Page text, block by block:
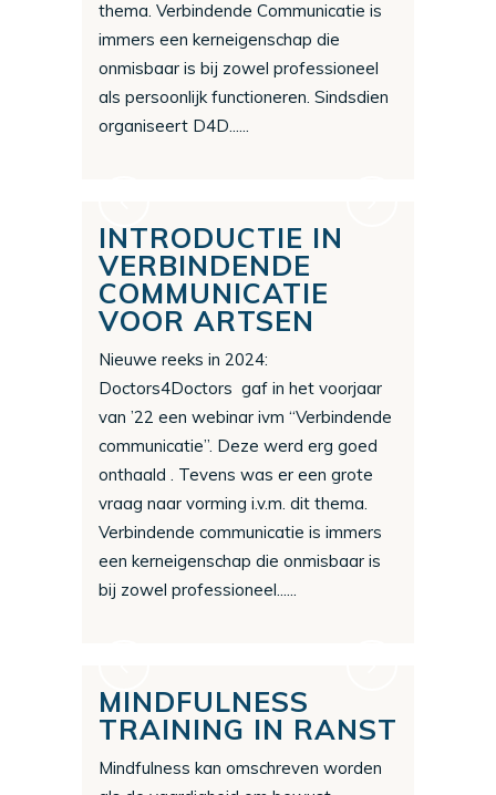
thema. Verbindende Communicatie is
immers een kerneigenschap die
onmisbaar is bij zowel professioneel
als persoonlijk functioneren. Sindsdien
organiseert D4D......
INTRODUCTIE IN
VERBINDENDE
COMMUNICATIE
VOOR ARTSEN
Nieuwe reeks in 2024:
Doctors4Doctors gaf in het voorjaar
van ’22 een webinar ivm “Verbindende
communicatie”. Deze werd erg goed
onthaald . Tevens was er een grote
vraag naar vorming i.v.m. dit thema.
Verbindende communicatie is immers
een kerneigenschap die onmisbaar is
bij zowel professioneel......
MINDFULNESS
TRAINING IN RANST
Mindfulness kan omschreven worden